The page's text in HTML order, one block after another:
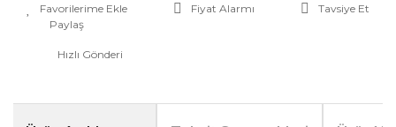
Fiyat Alarmı
Tavsiye Et
Paylaş
Hızlı Gönderi